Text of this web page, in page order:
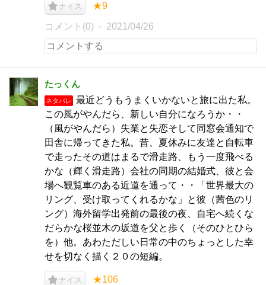
ナイス ★9
コメント(0) 2021/04/26
たっくん
ネタバレ
最近どうもうまくいかないと旅に出た私。
この風がやんだら、新しい自分になろうか・・
（風がやんだら）失業と失恋そして同窓会通知で
田舎に帰ってきた私。昔、夏休みに友達と自転車
で走ったその道はまるで滑走路、もう一度飛べる
かな（輝く滑走路）会社の同期の結婚式、彼と会
場へ観覧車のある近道を通って・・「世界最大の
リング、受け取ってくれるかな」と彼（茜色のリ
ング）海外留学出発前の最後の夜、自宅へ続くな
だらかな桜並木の坂道を父と歩く（そのひとひら
を）他。あわただしい日常の中のちょっとした幸
せを切なく描く２０の短編。
ナイス ★106